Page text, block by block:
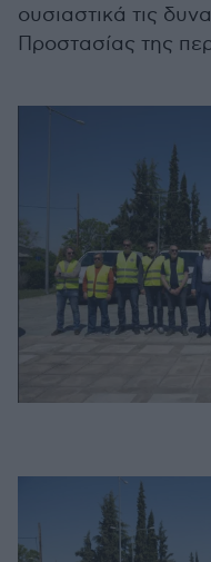
ουσιαστικά τις
Προστασίας της